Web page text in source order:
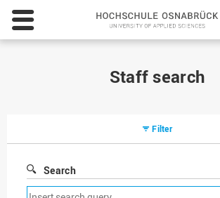
Staff search
Filter
Search
Remove